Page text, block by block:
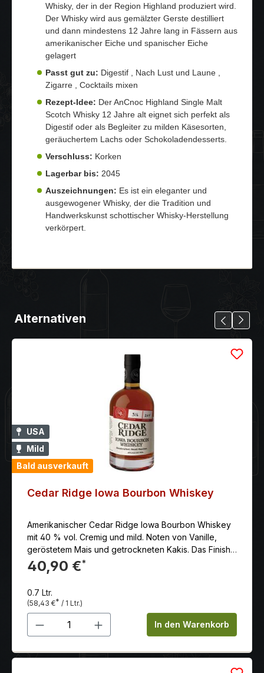
Whisky, der in der Region Highland produziert wird.
Der Whisky wird aus gemälzter Gerste destilliert
und dann mindestens 12 Jahre lang in Fässern aus
amerikanischer Eiche und spanischer Eiche
gelagert
Passt gut zu: Digestif , Nach Lust und Laune ,
Zigarre , Cocktails mixen
Rezept-Idee: Der AnCnoc Highland Single Malt
Scotch Whisky 12 Jahre alt eignet sich perfekt als
Digestif oder als Begleiter zu milden Käsesorten,
geräuchertem Lachs oder Schokoladendesserts.
Verschluss: Korken
Lagerbar bis: 2045
Auszeichnungen: Es ist ein eleganter und
ausgewogener Whisky, der die Tradition und
Handwerkskunst schottischer Whisky-Herstellung
verkörpert.
Alternativen
USA
Mild
Bald ausverkauft
Cedar Ridge Iowa Bourbon Whiskey
Amerikanischer Cedar Ridge Iowa Bourbon Whiskey
mit 40 % vol. Cremig und mild. Noten von Vanille,
geröstetem Mais und getrockneten Kakis. Das Finish
ist sauber, kurz bis mittellang, mit einem Hauch von
würziger Eiche.
40,90 €*
0.7 Ltr.
(58,43 €* / 1 Ltr.)
Produkt Anzahl: Gib denIn den Warenkorb